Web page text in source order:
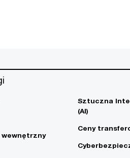
wewnętrzny
Sztuczna
(AI)
Ceny